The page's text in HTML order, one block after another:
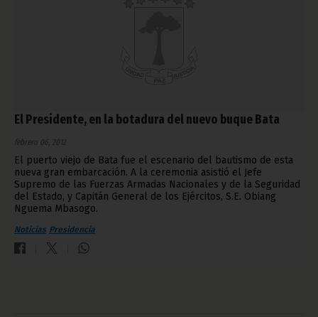
El Presidente, en la botadura del nuevo buque Bata
febrero 06, 2012
El puerto viejo de Bata fue el escenario del bautismo de esta
nueva gran embarcación. A la ceremonia asistió el Jefe
Supremo de las Fuerzas Armadas Nacionales y de la Seguridad
del Estado, y Capitán General de los Ejércitos, S.E. Obiang
Nguema Mbasogo.
Noticias Presidencia